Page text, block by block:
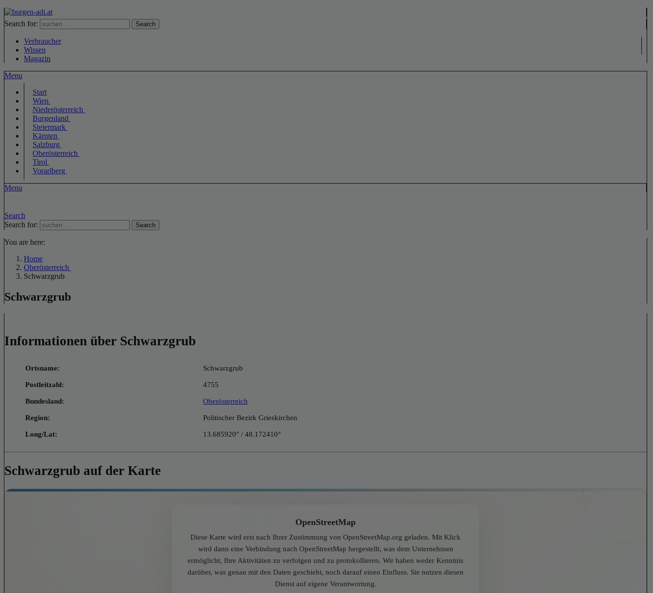
Search for: Search
Verbraucher
Wissen
Magazin
Menu
Start
Wien
Niederösterreich
Burgenland
Steiermark
Kärnten
Salzburg
Oberösterreich
Tirol
Vorarlberg
Menu
Search
Search for:
Search
You are here:
Home
Oberösterreich
Schwarzgrub
Schwarzgrub
Informationen über Schwarzgrub
Ortsname: Schwarzgrub
Postleitzahl: 4755
Bundesland: Oberösterreich
Region: Politischer Bezirk Grieskirchen
Long/Lat: 13.685920° / 48.172410°
Schwarzgrub auf der Karte
OpenStreetMap
Diese Karte wird erst nach Ihrer Zustimmung von OpenStreetMap.org geladen. Mit Klick
wird dann eine Verbindung nach OpenStreetMap hergestellt, was dem Unternehmen
ermöglicht, Ihre Aktivitäten zu verfolgen und zu protokollieren. Wir haben weder Kenntnis
darüber, was genau mit den Daten geschieht, noch darauf einen Einfluss. Sie nutzen diesen
Dienst auf eigene Verantwortung.